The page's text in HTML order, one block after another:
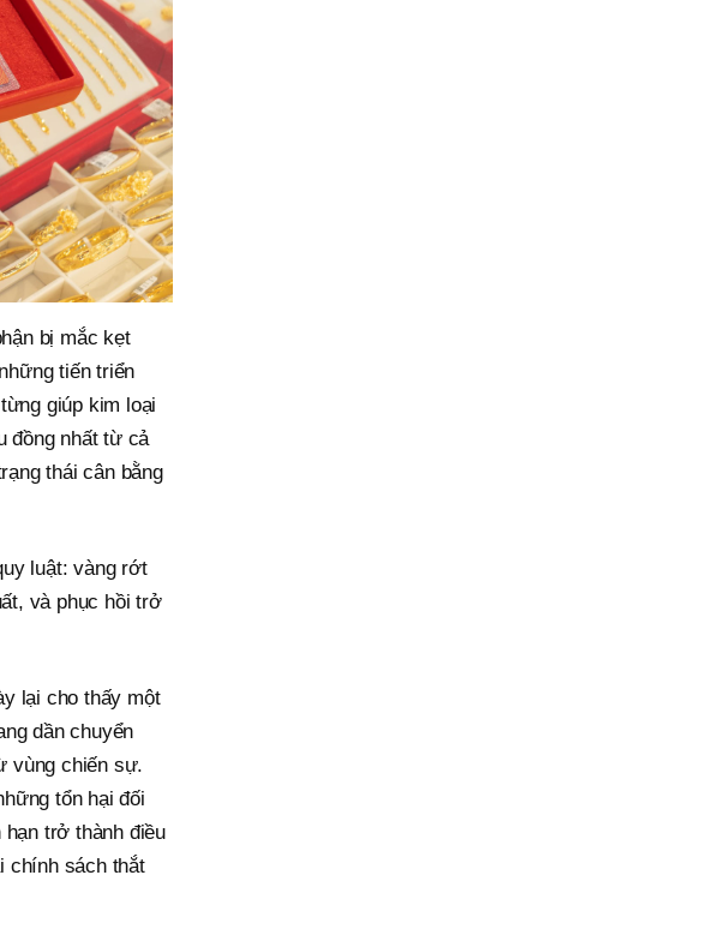
bị mắc kẹt
tiến triển
giúp kim loại
đồng nhất từ cả
thái cân bằng
luật: vàng rớt
và phục hồi trở
lại cho thấy một
dần chuyển
vùng chiến sự.
tổn hại đối
trở thành điều
chính sách thắt